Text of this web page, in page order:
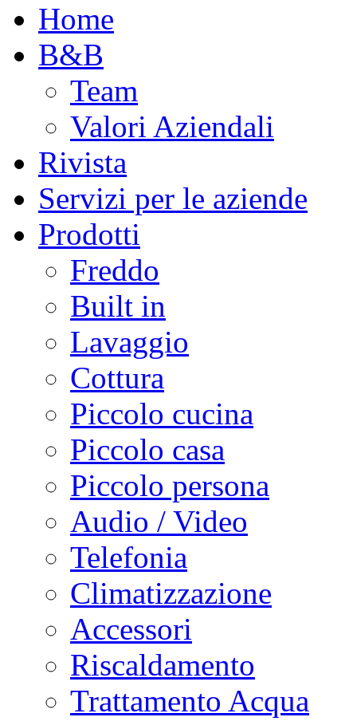
Home
B&B
Team
Valori Aziendali
Rivista
Servizi per le aziende
Prodotti
Freddo
Built in
Lavaggio
Cottura
Piccolo cucina
Piccolo casa
Piccolo persona
Audio / Video
Telefonia
Climatizzazione
Accessori
Riscaldamento
Trattamento Acqua